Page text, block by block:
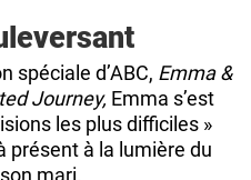
spéciale d’ABC, Emma &
Journey, Emma s’est
les plus difficiles »
présent à la lumière du
mari.